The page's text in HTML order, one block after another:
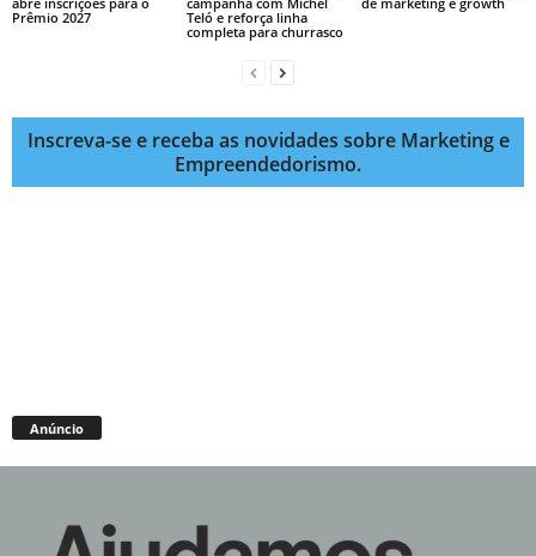
Prêmio 2027
Teló e reforça linha
completa para churrasco
Inscreva-se e receba as novidades sobre Marketing e
Empreendedorismo.
Anúncio